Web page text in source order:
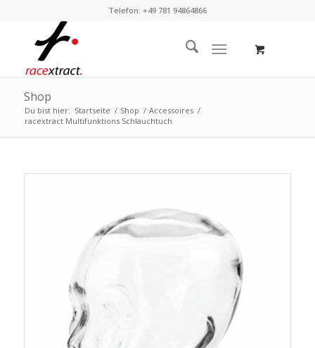
Telefon: +49 781 94864866
Shop
Du bist hier: Startseite / Shop / Accessoires /
racextract Multifunktions Schlauchtuch